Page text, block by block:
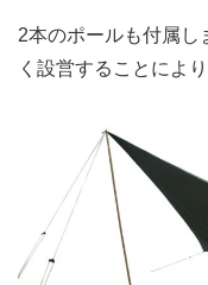
2本のポールも付属し
く設営することによ